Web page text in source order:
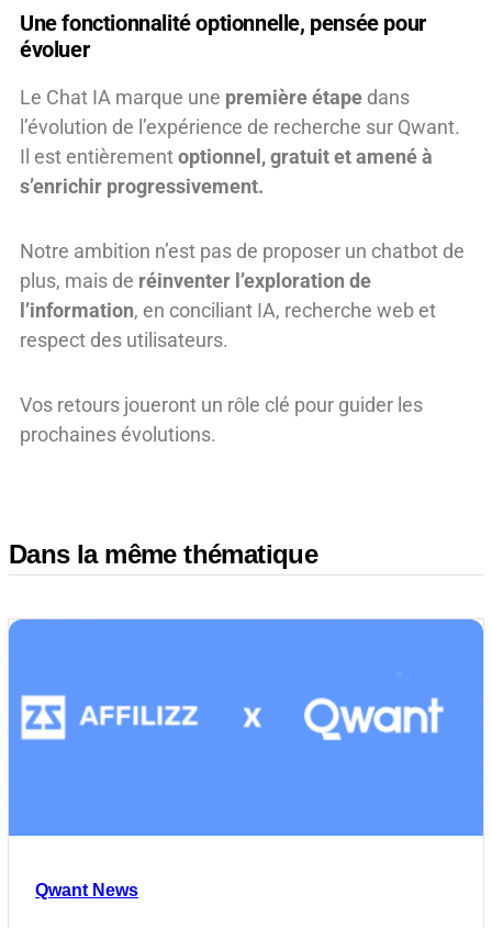
Une fonctionnalité optionnelle, pensée pour
évoluer
Le Chat IA marque une première étape dans
l’évolution de l’expérience de recherche sur Qwant.
Il est entièrementoptionnel, gratuit et amené à
s’enrichir progressivement.
Notre ambition n’est pas de proposer un chatbot de
plus, mais de réinventer l’exploration de
l’information, en conciliant IA, recherche web et
respect des utilisateurs.
Vos retours joueront un rôle clé pour guider les
prochaines évolutions.
Dans la même thématique
Qwant News